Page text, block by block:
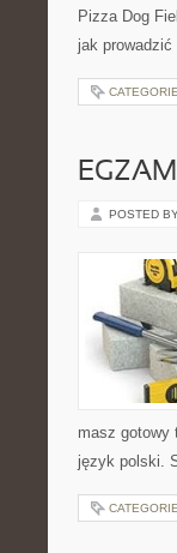
Pizza Dog
jak
POSTED
masz gotowy
język polski.